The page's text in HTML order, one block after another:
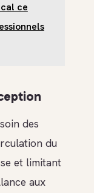
ce
des
du
et limitant
aux